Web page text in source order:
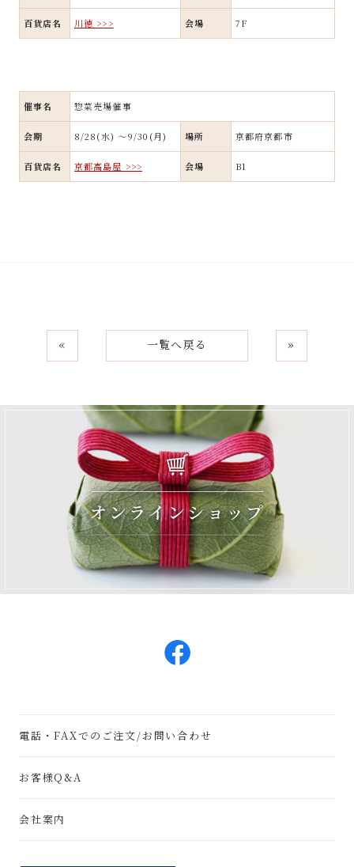
百貨店名 川徳 >>> 会場 7F
催事名 惣菜売場催事
会期 8/28(水) ～9/30(月) 場所 京都府京都市
百貨店名 京都高島屋 >>> 会場 B1
« 一覧へ戻る »
電話・FAXでのご注文/お問い合わせ
お客様Q&A
会社案内